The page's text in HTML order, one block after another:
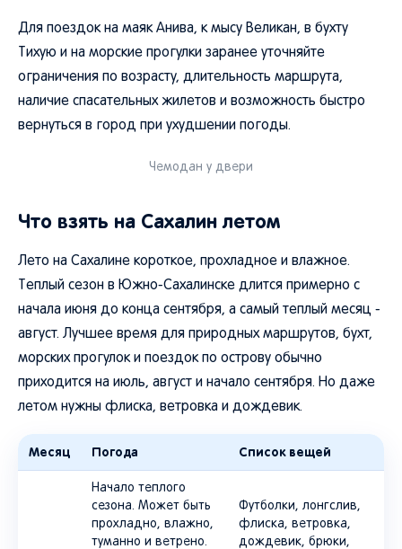
Для поездок на маяк Анива, к мысу Великан, в бухту
Тихую и на морские прогулки заранее уточняйте
ограничения по возрасту, длительность маршрута,
наличие спасательных жилетов и возможность быстро
вернуться в город при ухудшении погоды.
Чемодан у двери
Что взять на Сахалин летом
Лето на Сахалине короткое, прохладное и влажное.
Теплый сезон в Южно-Сахалинске длится примерно с
начала июня до конца сентября, а самый теплый месяц -
август. Лучшее время для природных маршрутов, бухт,
морских прогулок и поездок по острову обычно
приходится на июль, август и начало сентября. Но даже
летом нужны флиска, ветровка и дождевик.
Месяц Погода Список вещей
Начало теплого
сезона. Может быть
прохладно, влажно,
туманно и ветрено.
Футболки, лонгслив,
флиска, ветровка,
дождевик, брюки,